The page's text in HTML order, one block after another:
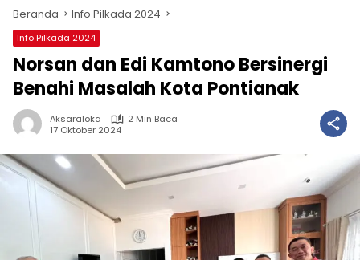
Beranda Info Pilkada 2024
Info Pilkada 2024
Norsan dan Edi Kamtono Bersinergi
Benahi Masalah Kota Pontianak
Aksaraloka
2 Min Baca
17 Oktober 2024